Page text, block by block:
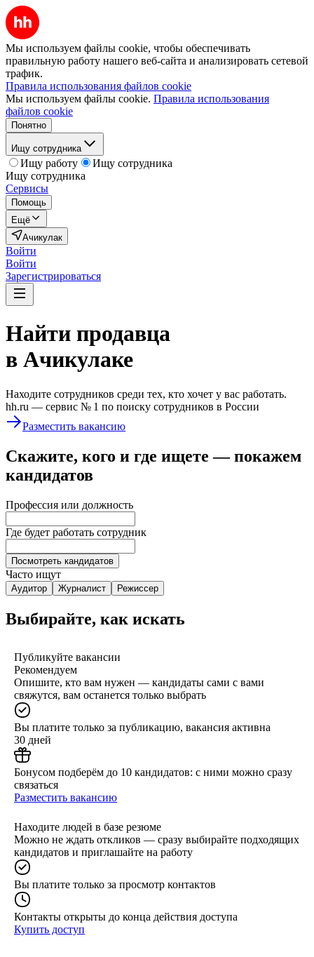
Мы используем файлы cookie, чтобы обеспечивать
правильную работу нашего веб-сайта и анализировать сетевой
трафик.
Правила использования файлов cookie
Мы используем файлы cookie. Правила использования
файлов cookie
Понятно
Ищу сотрудника
Ищу работу
Ищу сотрудника
Ищу сотрудника
Сервисы
Помощь
Ещё
Ачикулак
Войти
Войти
Зарегистрироваться
Найти продавца
в Ачикулаке
Находите сотрудников среди тех, кто хочет у вас работать.
hh.ru — сервис № 1 по поиску сотрудников в России
Разместить вакансию
Скажите, кого и где ищете — покажем
кандидатов
Профессия или должность
Где будет работать сотрудник
Посмотреть кандидатов
Часто ищут
Аудитор Журналист Режиссер
Выбирайте, как искать
Публикуйте вакансии
Рекомендуем
Опишите, кто вам нужен — кандидаты сами с вами
свяжутся, вам останется только выбрать
Вы платите только за публикацию, вакансия активна
30 дней
Бонусом подберём до 10 кандидатов: с ними можно сразу
связаться
Разместить вакансию
Находите людей в базе резюме
Можно не ждать откликов — сразу выбирайте подходящих
кандидатов и приглашайте на работу
Вы платите только за просмотр контактов
Контакты открыты до конца действия доступа
Купить доступ